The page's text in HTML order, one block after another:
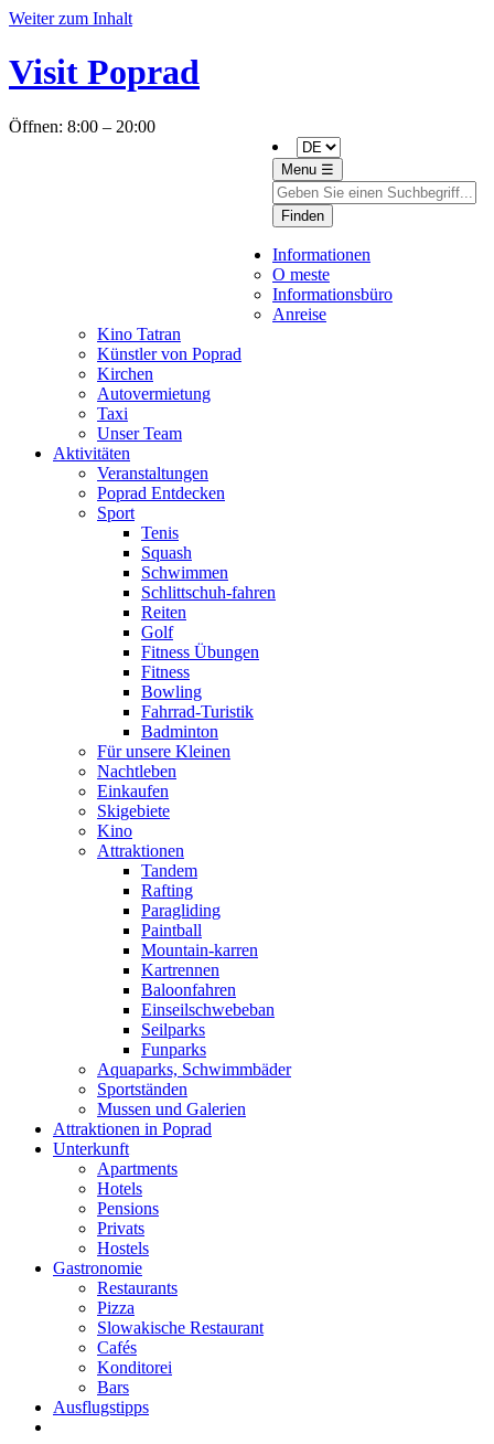
Weiter zum Inhalt
Visit Poprad
Öffnen: 8:00 – 20:00
Menu ☰
Finden
Informationen
O meste
Informationsbüro
Anreise
Kino Tatran
Künstler von Poprad
Kirchen
Autovermietung
Taxi
Unser Team
Aktivitäten
Veranstaltungen
Poprad Entdecken
Sport
Tenis
Squash
Schwimmen
Schlittschuh-fahren
Reiten
Golf
Fitness Übungen
Fitness
Bowling
Fahrrad-Turistik
Badminton
Für unsere Kleinen
Nachtleben
Einkaufen
Skigebiete
Kino
Attraktionen
Tandem
Rafting
Paragliding
Paintball
Mountain-karren
Kartrennen
Baloonfahren
Einseilschwebeban
Seilparks
Funparks
Aquaparks, Schwimmbäder
Sportständen
Mussen und Galerien
Attraktionen in Poprad
Unterkunft
Apartments
Hotels
Pensions
Privats
Hostels
Gastronomie
Restaurants
Pizza
Slowakische Restaurant
Cafés
Konditorei
Bars
Ausflugstipps